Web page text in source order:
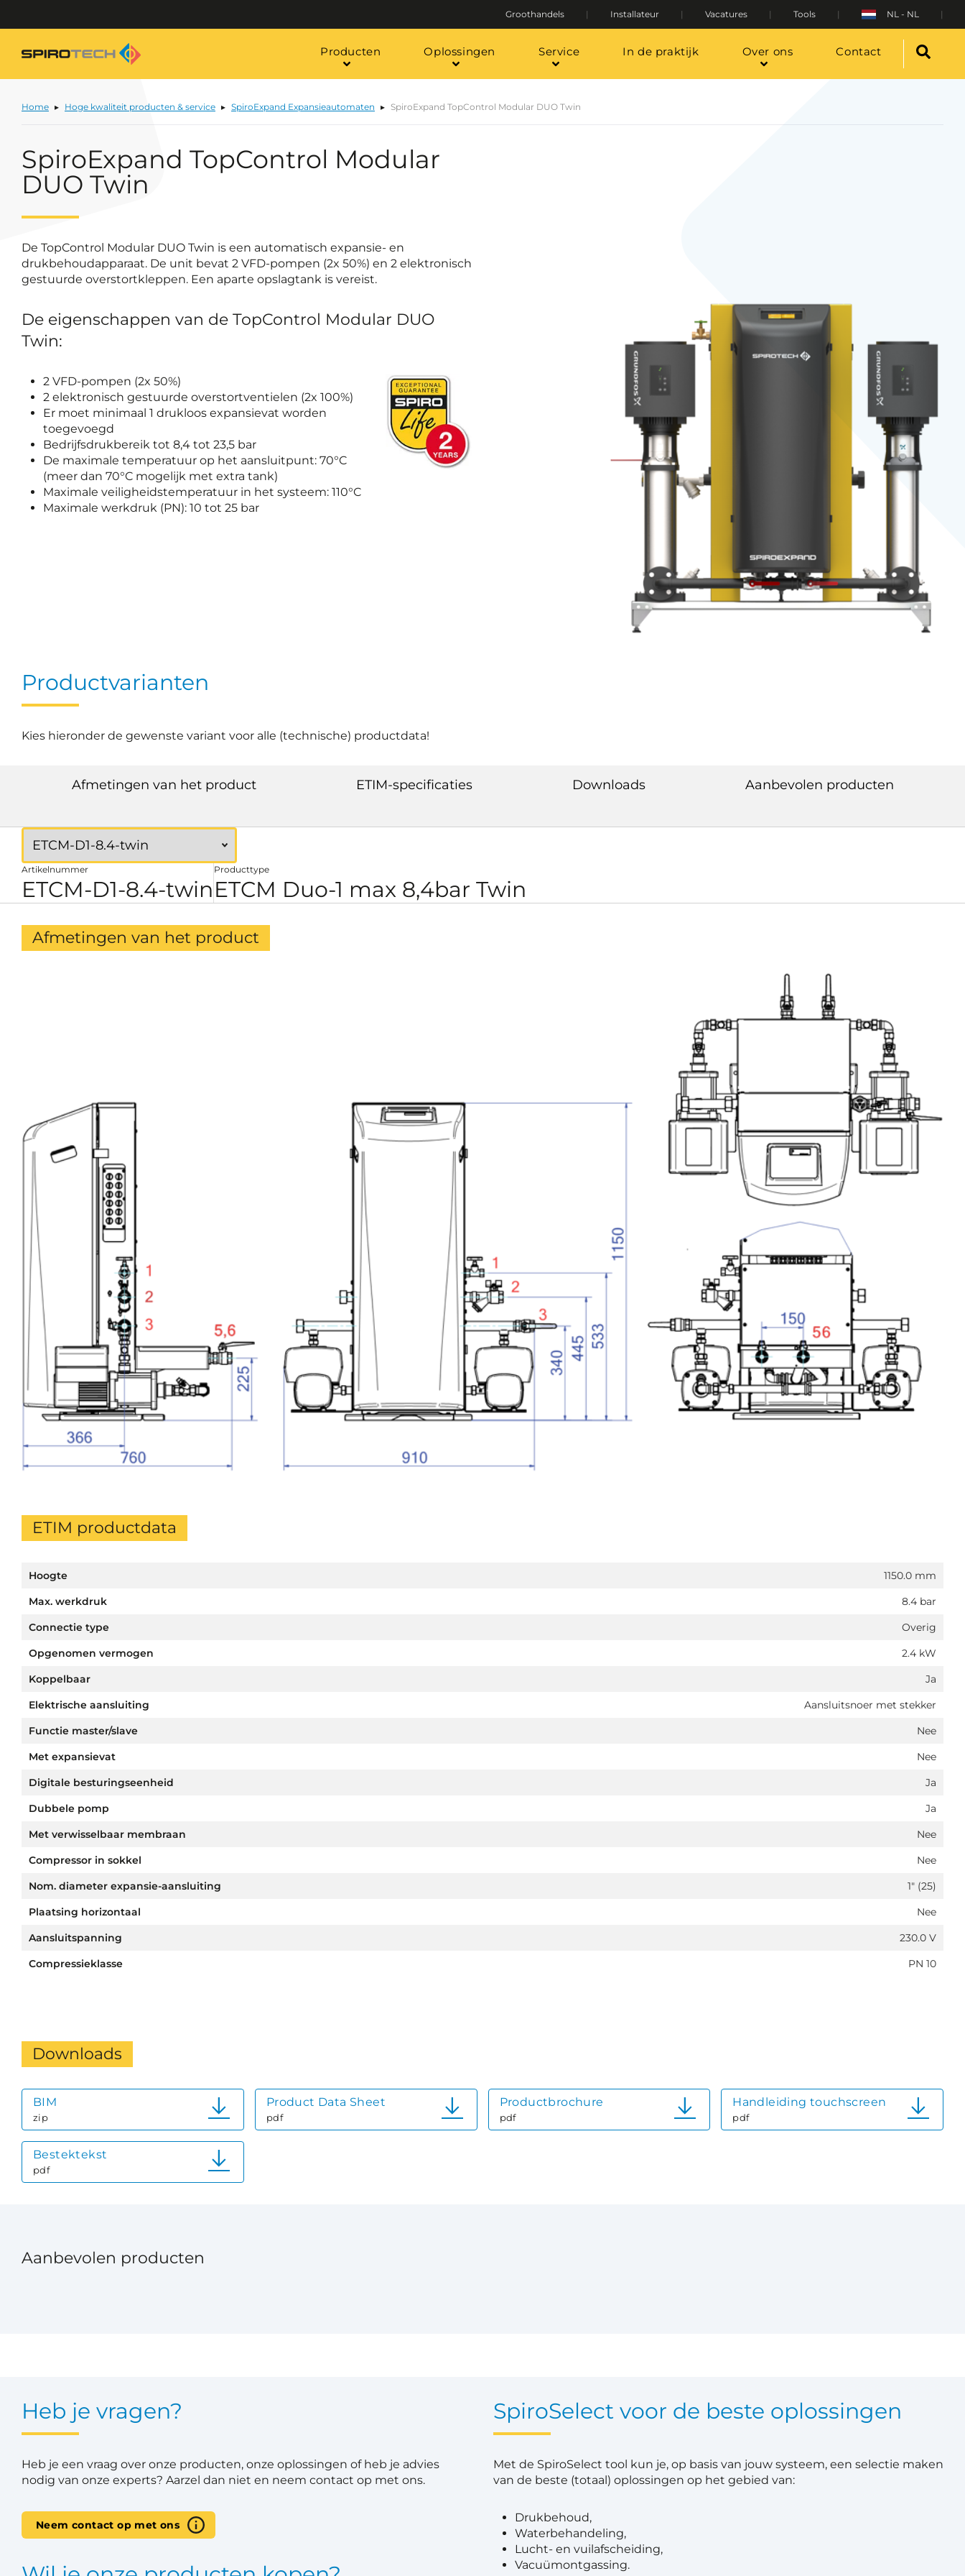
Groothandels Installateur Vacatures Tools NL - NL
Producten Oplossingen Service In de praktijk Over ons Contact
Home Hoge kwaliteit producten & service SpiroExpand Expansieautomaten SpiroExpand TopControl Modular DUO Twin
SpiroExpand TopControl Modular
DUO Twin
De TopControl Modular DUO Twin is een automatisch expansie- en
drukbehoudapparaat. De unit bevat 2 VFD-pompen (2x 50%) en 2 elektronisch
gestuurde overstortkleppen. Een aparte opslagtank is vereist.
De eigenschappen van de TopControl Modular DUO
Twin:
2 VFD-pompen (2x 50%)
2 elektronisch gestuurde overstortventielen (2x 100%)
Er moet minimaal 1 drukloos expansievat worden
toegevoegd
Bedrijfsdrukbereik tot 8,4 tot 23,5 bar
De maximale temperatuur op het aansluitpunt: 70°C
(meer dan 70°C mogelijk met extra tank)
Maximale veiligheidstemperatuur in het systeem: 110°C
Maximale werkdruk (PN): 10 tot 25 bar
Productvarianten
Kies hieronder de gewenste variant voor alle (technische) productdata!
Afmetingen van het product ETIM-specificaties Downloads Aanbevolen producten
Artikelnummer
ETCM-D1-8.4-twin
Producttype
ETCM Duo-1 max 8,4bar Twin
Afmetingen van het product
ETIM productdata
Hoogte
1150.0 mm
Max. werkdruk
8.4 bar
Connectie type
Overig
Opgenomen vermogen
2.4 kW
Koppelbaar
Ja
Elektrische aansluiting
Aansluitsnoer met stekker
Functie master/slave
Nee
Met expansievat
Nee
Digitale besturingseenheid
Ja
Dubbele pomp
Ja
Met verwisselbaar membraan
Nee
Compressor in sokkel
Nee
Nom. diameter expansie-aansluiting
1" (25)
Plaatsing horizontaal
Nee
Aansluitspanning
230.0 V
Compressieklasse
PN 10
Downloads
BIM
zip
Product Data Sheet
pdf
Productbrochure
pdf
Handleiding touchscreen
pdf
Bestektekst
pdf
Aanbevolen producten
Heb je vragen?
Heb je een vraag over onze producten, onze oplossingen of heb je advies
nodig van onze experts? Aarzel dan niet en neem contact op met ons.
Neem contact op met ons
SpiroSelect voor de beste oplossingen
Met de SpiroSelect tool kun je, op basis van jouw systeem, een selectie maken
van de beste (totaal) oplossingen op het gebied van:
Drukbehoud,
Waterbehandeling,
Lucht- en vuilafscheiding,
Vacuümontgassing.